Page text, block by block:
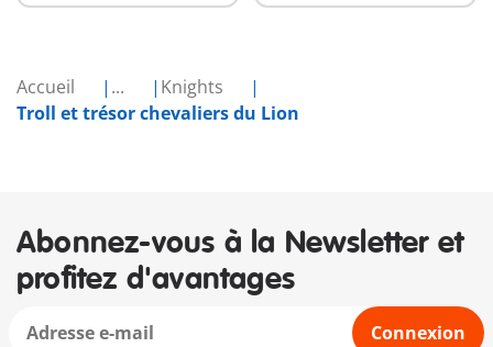
Accueil ...
Knights
Troll et trésor chevaliers du Lion
Abonnez-vous à la Newsletter et
profitez d'avantages
Connexion